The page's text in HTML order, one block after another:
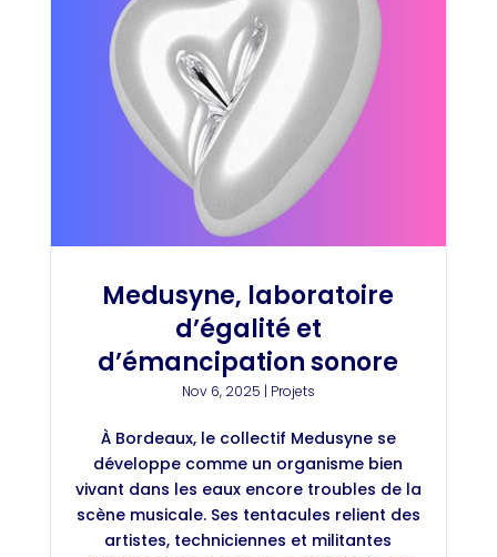
Medusyne, laboratoire
d’égalité et
d’émancipation sonore
Nov 6, 2025 | Projets
À Bordeaux, le collectif Medusyne se
développe comme un organisme bien
vivant dans les eaux encore troubles de la
scène musicale. Ses tentacules relient des
artistes, techniciennes et militantes